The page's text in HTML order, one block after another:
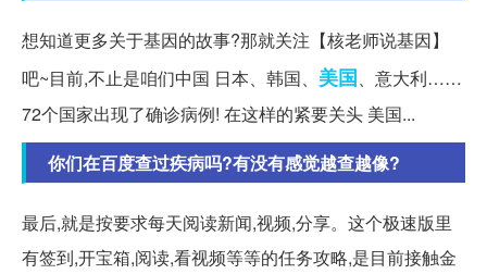
想知道更多关于基因的故事?那就关注【核老师说基因】
吧~目前,不止是咱们中国 日本、韩国、 美国 、意大利……
72个国家出现了确诊病例! 在这样的紧要关头 美国...
你们在百度查过疾病吗?有没有感觉越查越像?
最后,就是按要求每天阅读新闻,视频,分享。这个极速版里
有签到,开宝箱,阅读,看视频等等的任务攻略,是目前接触金